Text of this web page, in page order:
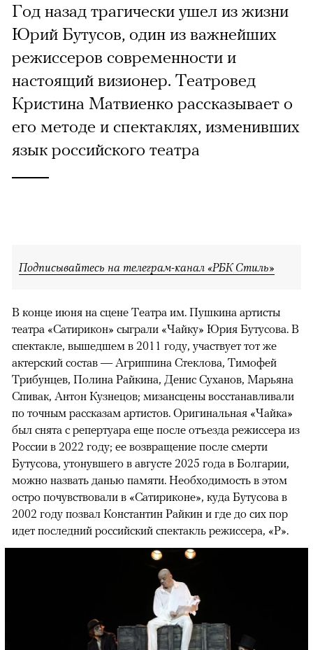
Год назад трагически ушел из жизни
Юрий Бутусов, один из важнейших
режиссеров современности и
настоящий визионер. Театровед
Кристина Матвиенко рассказывает о
его методе и спектаклях, изменивших
язык российского театра
Подписывайтесь на телеграм-канал «РБК Стиль»
В конце июня на сцене Театра им. Пушкина артисты
театра «Сатирикон» сыграли «Чайку» Юрия Бутусова. В
спектакле, вышедшем в 2011 году, участвует тот же
актерский состав — Агриппина Стеклова, Тимофей
Трибунцев, Полина Райкина, Денис Суханов, Марьяна
Спивак, Антон Кузнецов; мизансцены восстанавливали
по точным рассказам артистов. Оригинальная «Чайка»
был снята с репертуара еще после отъезда режиссера из
России в 2022 году; ее возвращение после смерти
Бутусова, утонувшего в августе 2025 года в Болгарии,
можно назвать данью памяти. Необходимость в этом
остро почувствовали в «Сатириконе», куда Бутусова в
2002 году позвал Константин Райкин и где до сих пор
идет последний российский спектакль режиссера, «Р».